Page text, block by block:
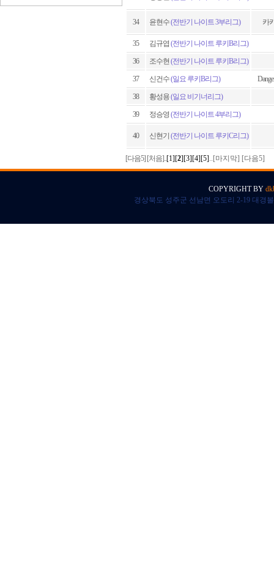
34 윤현수(전반기 나이트 3부리그) 카
35 김규엽 (전반기 나이트 루키B리그)
36 조수현 (전반기 나이트 루키B리그)
37 신건수(일요 루키B리그)
38 황성용(일요 비기너리그)
39 정승영(전반기 나이트 4부리그)
40 신현기 (전반기 나이트 루키C리그)
[다음5] [처음]..[1][2][3][4][5]..[마지막] [다음5]
COPYRIGHT BY
경상북도 성주군 선남면 오도리 2-19 대경